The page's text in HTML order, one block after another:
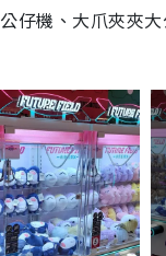
仔機、大爪夾夾